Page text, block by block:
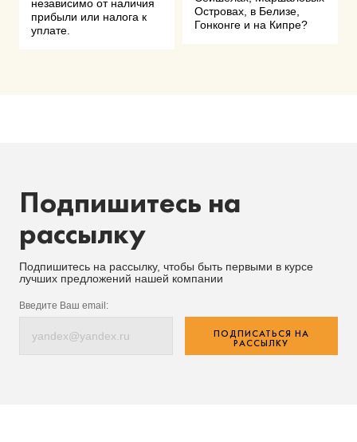
независимо от наличия
прибыли или налога к
уплате.
Островах, в Белизе,
Гонконге и на Кипре?
Подпишитесь на
рассылку
Подпишитесь на рассылку, чтобы быть первыми в курсе
лучших предложений нашей компании
Введите Ваш email:
ПОДПИСАТЬСЯ НА
РАССЫЛКУ